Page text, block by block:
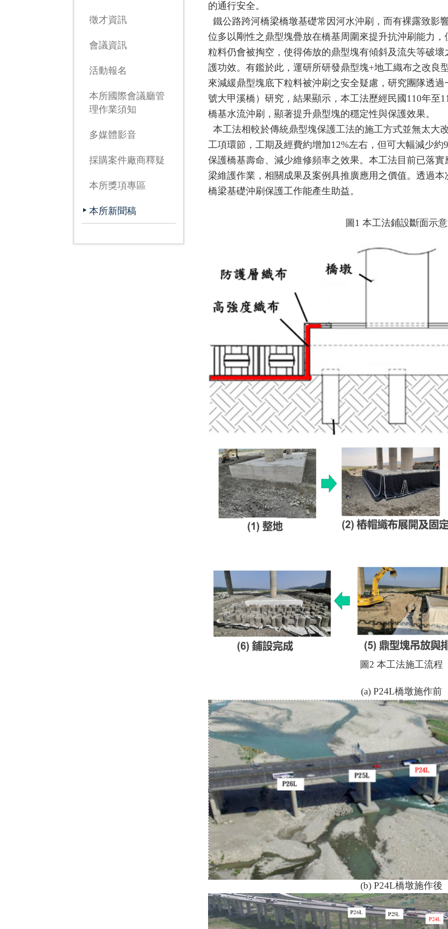
徵才資訊
會議資訊
活動報名
本所國際會議廳管
理作業須知
多媒體影音
採購案件廠商釋疑
本所獎項專區
本所新聞稿
的通行安全。
鐵公路跨河橋梁橋墩基礎常因河水沖刷，而有裸露致影
位多以剛性之鼎型塊疊放在橋基周圍來提升抗沖刷能力
粒料仍會被掏空，使得佈放的鼎型塊有傾斜及流失等破
護功效。有鑑於此，運研所研發鼎型塊+地工織布之改良
來減緩鼎型塊底下粒料被沖刷之安全疑慮，研究團隊透
號大甲溪橋）研究 ，結果顯示，本工法歷經民國110年至
橋基水流沖刷，顯著提升鼎型塊的穩定性與保護效果。
本工法相較於傳統鼎型塊保護工法的施工方式並無太大
工項環節，工期及經費約增加12%左右，但可大幅減少約
保護橋基壽命、減少維修頻率之效果。本工法目前已落
梁維護作業，相關成果及案例具推廣應用之價值。透過
橋梁基礎沖刷保護工作能產生助益。
圖1本工法鋪設斷面示
圖2 本工法施工流程
(a) P24L橋墩施作前
(b) P24L橋墩施作後